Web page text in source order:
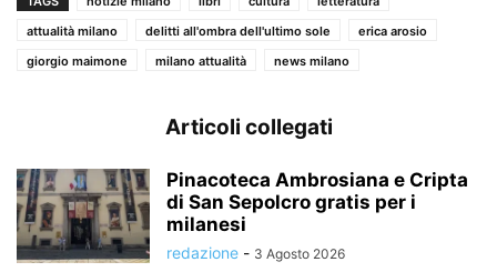
attualità milano
delitti all'ombra dell'ultimo sole
erica arosio
giorgio maimone
milano attualità news milano
Articoli collegati
Pinacoteca Ambrosiana e Cripta
di San Sepolcro gratis per i
milanesi
redazione - 3 Agosto 2026